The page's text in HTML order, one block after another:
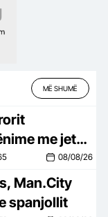
MË SHUMË
me jetë
zbulohet
Messin
08/08/26
Man.City
spanjollit